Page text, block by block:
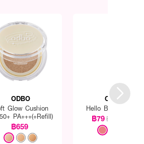
ODBO
Glow Cushion
PA+++(+Refill)
฿659
ODBO
Hello Blusher 1300
฿79฿179